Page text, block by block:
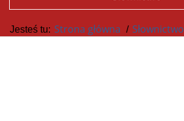
Jesteś tu: Strona główna / Słownictwo